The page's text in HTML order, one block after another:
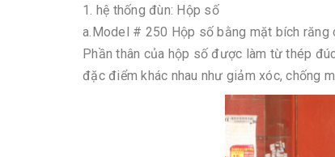
1. hệ thống đùn: Hộp số
a.Model # 250 Hộp số bằng mặt bích răng
Phần thân của hộp số được làm từ thép
đặc điểm khác nhau như giảm xóc, chống